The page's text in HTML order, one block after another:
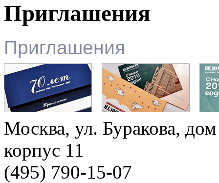
Приглашения
Приглашения
Москва, ул. Буракова,
корпус 11
(495) 790-15-07